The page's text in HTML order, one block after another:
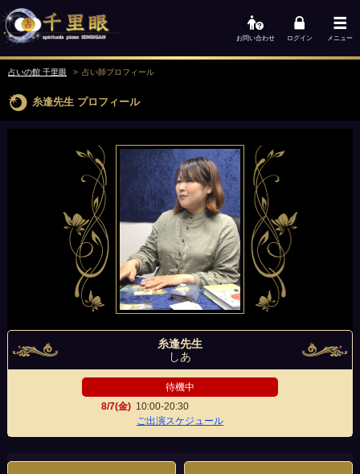
お問い合わせ ログイン メニュー
占いの館 千里眼 占い師プロフィール
糸逢先生 プロフィール
糸逢先生
しあ
待機中
8/7(金) 10:00-20:30
ご出演スケジュール